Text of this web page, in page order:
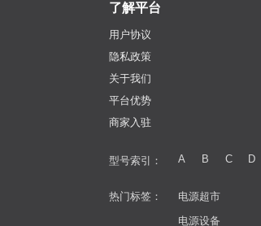
了解平台
用户协议
隐私政策
关于我们
平台优势
商家入驻
型号索引： A B C D
热门标签： 电源超市
电源设备